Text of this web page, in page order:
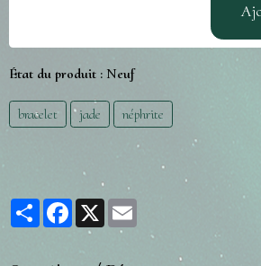
État du produit : Neuf
bracelet jade néphrite
PartagerFacebook
X